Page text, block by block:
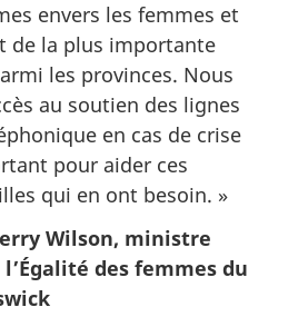
envers les femmes et
de la plus importante
les provinces. Nous
au soutien des lignes
en cas de crise
pour aider ces
qui en ont besoin. »
Wilson, ministre
des femmes du